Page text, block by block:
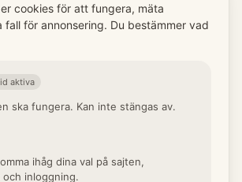
till
många
cookies för att fungera, mäta
fall för annonsering. Du bestämmer vad
aktiva
ska fungera. Kan inte stängas av.
ihåg dina val på sajten,
inloggning.